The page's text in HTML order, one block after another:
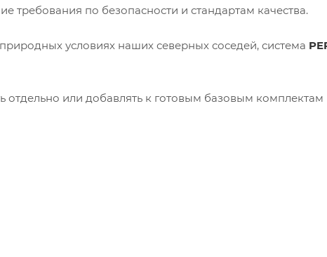
требования по безопасности и стандартам качества.
условиях наших северных соседей, система
или добавлять к готовым базовым комплектам